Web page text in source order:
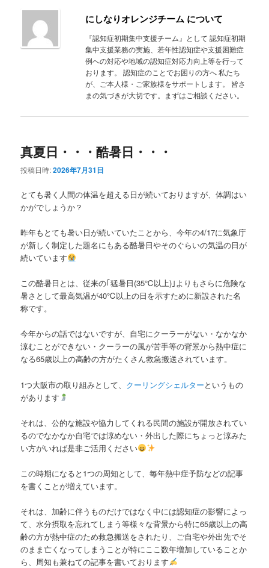
ン
移
テ
動
にしなりオレンジチーム について
『認知症初期集中支援チーム』として 認知症初期
集中支援業務の実施、若年性認知症や支援困難症
例への対応や地域の認知症対応力向上等を行って
おります。 認知症のことでお困りの方へ 私たち
が、ご本人様・ご家族様をサポートします。 皆さ
まの気づきが大切です。まずはご相談ください。
真夏日・・・酷暑日・・・
投稿日時:2026年7月31日
とても暑く人間の体温を超える日が続いておりますが、体調はい
かがでしょうか？
昨年もとても暑い日が続いていたことから、今年の4/17に気象庁
が新しく制定した題名にもある酷暑日やそのぐらいの気温の日が
続いています
この酷暑日とは、従来の｢猛暑日(35℃以上)｣よりもさらに危険な
暑さとして最高気温が40℃以上の日を示すために新設された名
称です。
今年からの話ではないですが、自宅にクーラーがない・なかなか
涼むことができない・クーラーの風が苦手等の背景から熱中症に
なる65歳以上の高齢の方がたくさん救急搬送されています。
1つ大阪市の取り組みとして、 クーリングシェルターというもの
があります
それは、公的な施設や協力してくれる民間の施設が開放されてい
るのでなかなか自宅では涼めない・外出した際にちょっと涼みた
い方がいれば是非ご活用ください
この時期になると1つの周知として、毎年熱中症予防などの記事
を書くことが増えています。
それは、加齢に伴うものだけではなく中には認知症の影響によっ
て、水分摂取を忘れてしまう等様々な背景から特に65歳以上の高
齢の方が熱中症のため救急搬送をされたり、ご自宅や外出先でそ
のまま亡くなってしまうことが特にここ数年増加していることか
ら、周知も兼ねての記事を書いております